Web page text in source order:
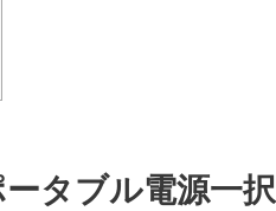
タブル電源一択